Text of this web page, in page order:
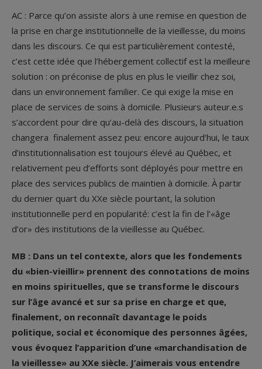
AC : Parce qu’on assiste alors à une remise en question de
la prise en charge institutionnelle de la vieillesse, du moins
dans les discours. Ce qui est particulièrement contesté,
c’est cette idée que l’hébergement collectif est la meilleure
solution : on préconise de plus en plus le vieillir chez soi,
dans un environnement familier. Ce qui exige la mise en
place de services de soins à domicile. Plusieurs auteur.e.s
s’accordent pour dire qu’au-delà des discours, la situation
changera finalement assez peu: encore aujourd’hui, le taux
d’institutionnalisation est toujours élevé au Québec, et
relativement peu d’efforts sont déployés pour mettre en
place des services publics de maintien à domicile. À partir
du dernier quart du XXe siècle pourtant, la solution
institutionnelle perd en popularité: c’est la fin de l’«âge
d’or» des institutions de la vieillesse au Québec.
MB : Dans un tel contexte, alors que les fondements
du «bien-vieillir» prennent des connotations de moins
en moins spirituelles, que se transforme le discours
sur l’âge avancé et sur sa prise en charge et que,
finalement, on reconnaît davantage le poids
politique, social et économique des personnes âgées,
vous évoquez l’apparition d’une «marchandisation de
la vieillesse» au XXe siècle. J’aimerais vous entendre